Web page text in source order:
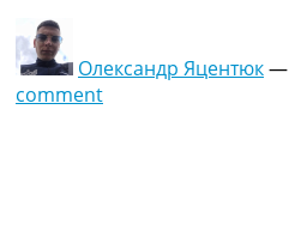
Олександр Яцентюк—
comment